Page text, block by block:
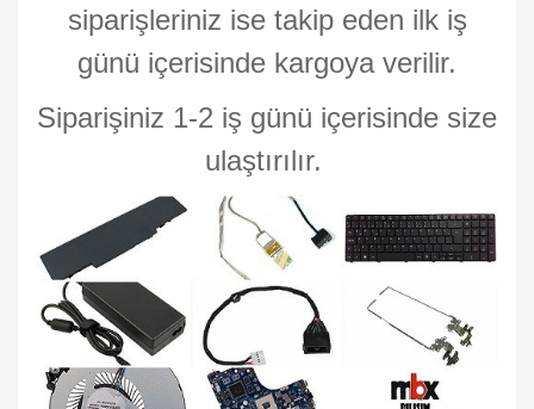
siparişleriniz ise takip eden ilk iş
günü içerisinde kargoya verilir.
Siparişiniz 1-2 iş günü içerisinde size
ulaştırılır.